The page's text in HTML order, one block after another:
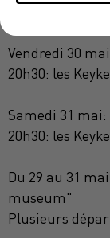
Vendredi 30
20h30: les
Samedi 31 mai:
20h30: les
Du 29 au 31
museum"
Plusieurs